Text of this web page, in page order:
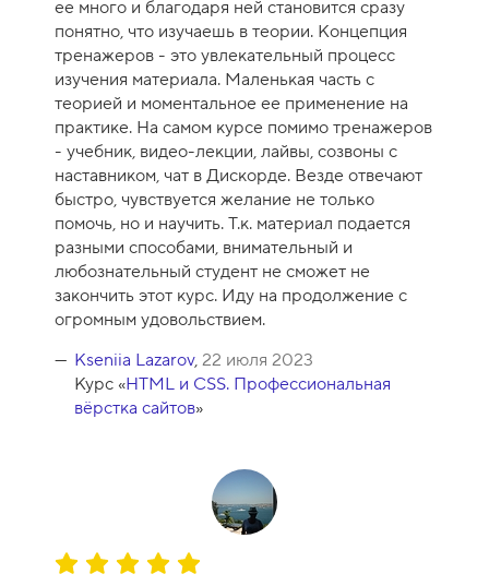
к
у
р
с
а
-
0
ее много и благодаря ней становится сразу
понятно, что изучаешь в теории. Концепция
тренажеров - это увлекательный процесс
изучения материала. Маленькая часть с
теорией и моментальное ее применение на
практике. На самом курсе помимо тренажеров
- учебник, видео-лекции, лайвы, созвоны с
наставником, чат в Дискорде. Везде отвечают
быстро, чувствуется желание не только
помочь, но и научить. Т.к. материал подается
разными способами, внимательный и
любознательный студент не сможет не
закончить этот курс. Иду на продолжение с
огромным удовольствием.
Kseniia Lazarov, 22 июля 2023
Курс «HTML и CSS. Профессиональная
вёрстка сайтов»
О